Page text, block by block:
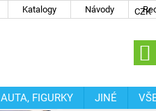
Katalogy Návody CZK
AUTA, FIGURKY JINÉ